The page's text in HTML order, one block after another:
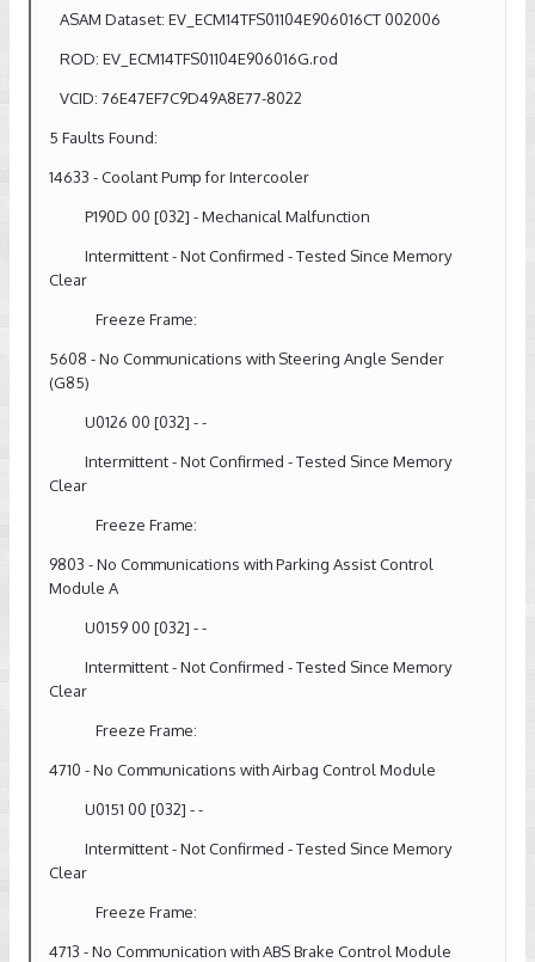
ASAM Dataset: EV_ECM14TFS01104E906016CT 002006
ROD: EV_ECM14TFS01104E906016G.rod
VCID: 76E47EF7C9D49A8E77-8022
5 Faults Found:
14633 - Coolant Pump for Intercooler
P190D 00 [032] - Mechanical Malfunction
Intermittent - Not Confirmed - Tested Since Memory
Clear
Freeze Frame:
5608 - No Communications with Steering Angle Sender
(G85)
U0126 00 [032] - -
Intermittent - Not Confirmed - Tested Since Memory
Clear
Freeze Frame:
9803 - No Communications with Parking Assist Control
Module A
U0159 00 [032] - -
Intermittent - Not Confirmed - Tested Since Memory
Clear
Freeze Frame:
4710 - No Communications with Airbag Control Module
U0151 00 [032] - -
Intermittent - Not Confirmed - Tested Since Memory
Clear
Freeze Frame:
4713 - No Communication with ABS Brake Control Module